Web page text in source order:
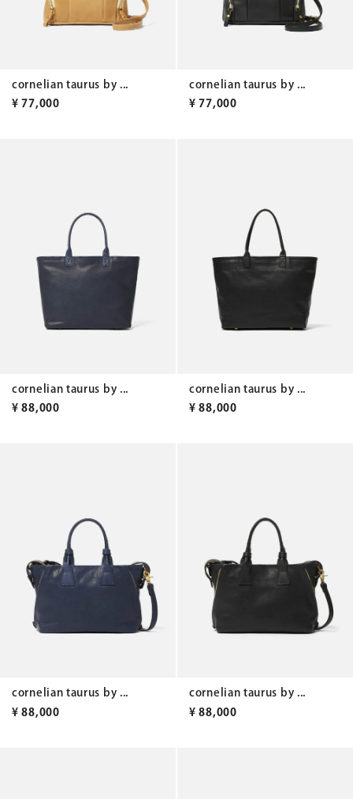
cornelian taurus by ...
¥ 77,000
cornelian taurus by ...
¥ 77,000
cornelian taurus by ...
¥ 88,000
cornelian taurus by ...
¥ 88,000
cornelian taurus by ...
¥ 88,000
cornelian taurus by ...
¥ 88,000